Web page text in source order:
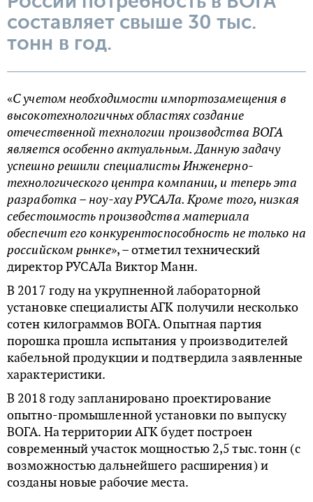
составляет свыше 30 тыс.
тонн в год.
«С учетом необходимости импортозамещения в
высокотехнологичных областях создание
отечественной технологии производства ВОГА
является особенно актуальным. Данную задачу
успешно решили специалисты Инженерно-
технологического центра компании, и теперь эта
разработка – ноу-хау РУСАЛа. Кроме того, низкая
себестоимость производства материала
обеспечит его конкурентоспособность не только на
российском рынке», – отметил технический
директор РУСАЛа Виктор Манн.
В 2017 году на укрупненной лабораторной
установке специалисты АГК получили несколько
сотен килограммов ВОГА. Опытная партия
порошка прошла испытания у производителей
кабельной продукции и подтвердила заявленные
характеристики.
В 2018 году запланировано проектирование
опытно-промышленной установки по выпуску
ВОГА. На территории АГК будет построен
современный участок мощностью 2,5 тыс. тонн (с
возможностью дальнейшего расширения) и
созданы новые рабочие места.